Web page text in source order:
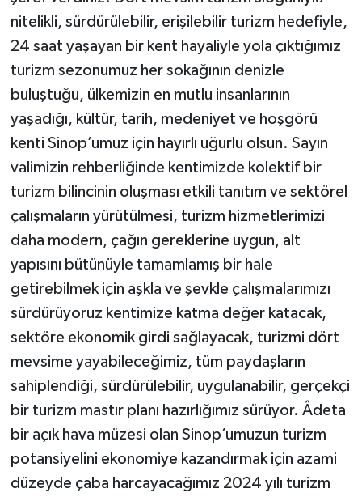
nitelikli, sürdürülebilir, erişilebilir turizm hedefiyle,
24 saat yaşayan bir kent hayaliyle yola çıktığımız
turizm sezonumuz her sokağının denizle
buluştuğu, ülkemizin en mutlu insanlarının
yaşadığı, kültür, tarih, medeniyet ve hoşgörü
kenti Sinop’umuz için hayırlı uğurlu olsun. Sayın
valimizin rehberliğinde kentimizde kolektif bir
turizm bilincinin oluşması etkili tanıtım ve sektörel
çalışmaların yürütülmesi, turizm hizmetlerimizi
daha modern, çağın gereklerine uygun, alt
yapısını bütünüyle tamamlamış bir hale
getirebilmek için aşkla ve şevkle çalışmalarımızı
sürdürüyoruz kentimize katma değer katacak,
sektöre ekonomik girdi sağlayacak, turizmi dört
mevsime yayabileceğimiz, tüm paydaşların
sahiplendiği, sürdürülebilir, uygulanabilir, gerçekçi
bir turizm mastır planı hazırlığımız sürüyor. Âdeta
bir açık hava müzesi olan Sinop’umuzun turizm
potansiyelini ekonomiye kazandırmak için azami
düzeyde çaba harcayacağımız 2024 yılı turizm